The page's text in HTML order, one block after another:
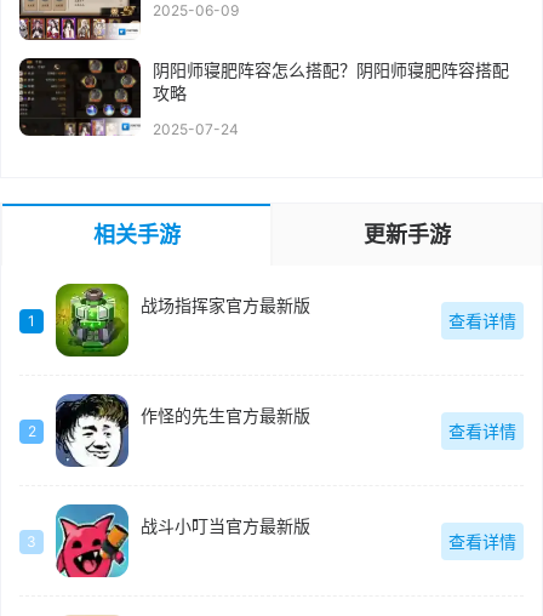
2025-06-09
阴阳师寝肥阵容怎么搭配？阴阳师寝肥阵容搭配
攻略
2025-07-24
相关手游 更新手游
1
战场指挥家官方最新版
查看详情
2
作怪的先生官方最新版
查看详情
3
战斗小叮当官方最新版
查看详情